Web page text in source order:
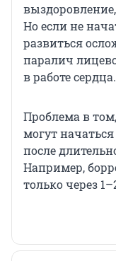
Но если не
развиться
паралич
в работе сердца.
Проблема в
могут
после
Например,
только через